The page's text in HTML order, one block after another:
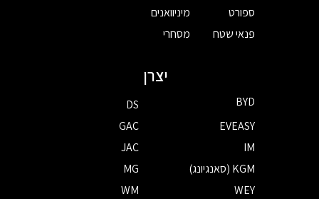
ספורט
פנאי שטח
מיניוואנים
מסחרי
יצרן
BYD
DS
EVEASY
GAC
IM
JAC
KGM (סאנגיונג)
MG
WEY
WM